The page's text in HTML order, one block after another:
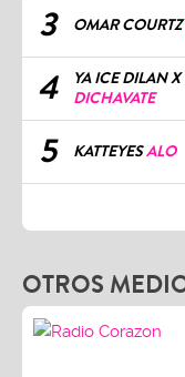
3 OMAR COURTZ
4
YA ICE DILAN
DICHAVATE
5 KATTEYESALO
OTROS